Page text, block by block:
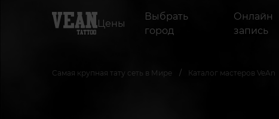
Цены
Выбрать
город
Онлайн
запись
Самая крупная тату сеть в Мире Каталог мастеров VeAn